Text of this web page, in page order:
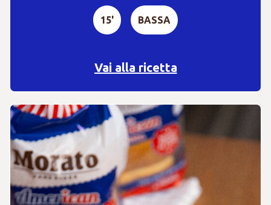
15' BASSA
Vai alla ricetta